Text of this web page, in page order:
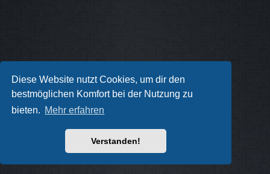
Diese Website nutzt Cookies, um dir den
bestmöglichen Komfort bei der Nutzung zu
bieten. Mehr erfahren
Verstanden!